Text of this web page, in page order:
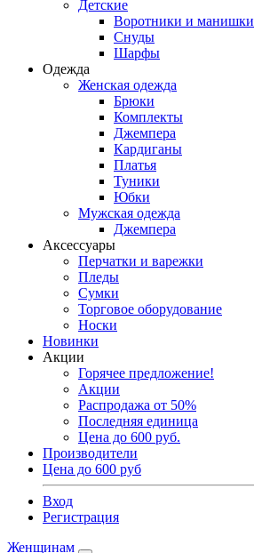
Детские
Воротники и манишки
Снуды
Шарфы
Одежда
Женская одежда
Брюки
Комплекты
Джемпера
Кардиганы
Платья
Туники
Юбки
Мужская одежда
Джемпера
Аксессуары
Перчатки и варежки
Пледы
Сумки
Торговое оборудование
Носки
Новинки
Акции
Горячее предложение!
Акции
Распродажа от 50%
Последняя единица
Цена до 600 руб.
Производители
Цена до 600 руб
Вход
Регистрация
Женщинам